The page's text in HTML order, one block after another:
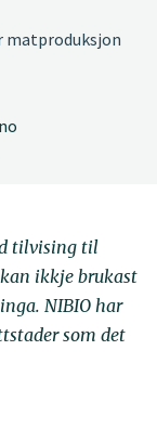
matproduksjon
tilvising til
ikkje brukast
NIBIO har
som det